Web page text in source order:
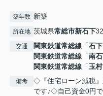
築年数 新築
所在地 茨城県常総市新石下
交通 関東鉄道常総線 「石下
関東鉄道常総線 「南
関東鉄道常総線 「玉村
備考
◇『住宅ローン減税
です♪◇自己資金0円